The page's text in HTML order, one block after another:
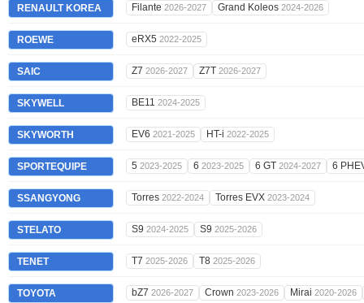
RENAULT KOREA Filante 2026-2027 Grand Koleos 2024-2026
ROEWE eRX5 2022-2025
SAIC Z7 2026-2027 Z7T 2026-2027
SKYWELL BE11 2024-2025
SKYWORTH EV6 2021-2025 HT-i 2022-2025
SPORTEQUIPE 5 2023-2025 6 2023-2025 6 GT 2024-2027 6
SSANGYONG Torres 2022-2024 Torres EVX 2023-2024
STELATO S9 2024-2025 S9 2025-2026
TENET T7 2025-2026 T8 2025-2026
TOYOTA bZ7 2026-2027 Crown 2023-2026 Mirai 2020-2026